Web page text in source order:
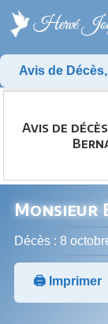
Avis de
Avis de
Monsieur
Décès : 8
🖨️ Imprimer